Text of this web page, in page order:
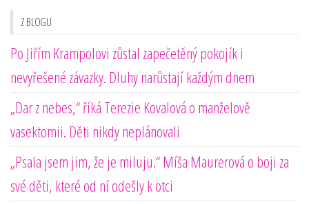
Z BLOGU
Po Jiřím Krampolovi zůstal zapečetěný pokojík i
nevyřešené závazky. Dluhy narůstají každým dnem
„Dar z nebes,“ říká Terezie Kovalová o manželově
vasektomii. Děti nikdy neplánovali
„Psala jsem jim, že je miluju.“ Míša Maurerová o boji za
své děti, které od ní odešly k otci